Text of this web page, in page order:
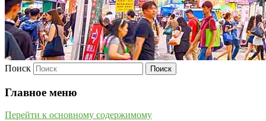
Поиск
Главное меню
Перейти к основному содержимому